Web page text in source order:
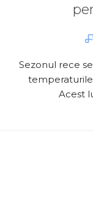
Sezonul rece
temperaturile
Acest